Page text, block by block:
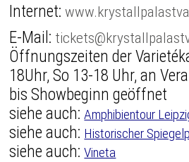
Internet:
E-Mail:
Öffnungszeiten der
18Uhr, So 13-18 Uhr, an
bis Showbeginn geöffnet
siehe auch:Amphibientour
siehe auch: Historischer
siehe auch:Vineta